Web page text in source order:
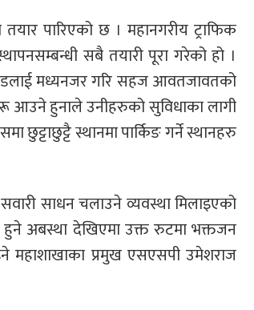
पारिएको छ । महानगरीय ट्राफिक
सबै तयारी पूरा गरेको हो ।
मध्यनजर गरि सहज आवतजावतको
आउने हुनाले उनीहरुको सुविधाका लागी
छुट्टाछुट्टै स्थानमा पार्किङ गर्ने स्थानहरु
सवारी साधन चलाउने व्यवस्था मिलाइएको
अबस्था देखिएमा उक्त रुटमा भक्तजन
महाशाखाका प्रमुख एसएसपी उमेशराज